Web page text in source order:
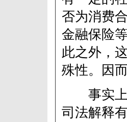
否为消费
金融保险
此之外，
殊性。因
事实上
司法解释